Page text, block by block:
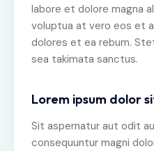
labore et dolore magna
voluptua at vero eos et
dolores et ea rebum.
sea takimata sanctus.
Lorem ipsum dolor
Sit aspernatur aut odit
consequuntur magni